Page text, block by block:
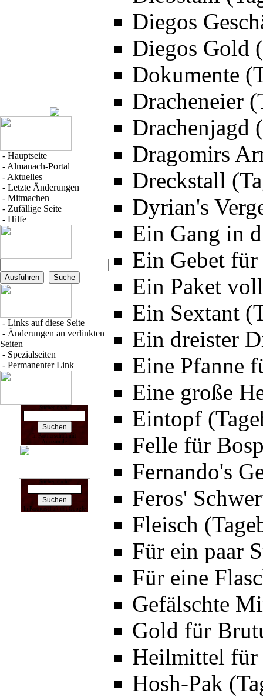
- Hauptseite
- Almanach-Portal
- Aktuelles
- Letzte Änderungen
- Mitmachen
- Zufällige Seite
- Hilfe
- Links auf diese Seite
- Änderungen an verlinkten
Seiten
- Spezialseiten
- Permanenter Link
Suchen nach:
In Partnerschaft mit
Amazon.de
Suchen nach:
In Partnerschaft mit Google
Diegos
Diegos Gold
Dokumente
Dracheneier
Drachenjagd
Dragomirs
Dreckstall
Dyrian's
Ein Gang in
Ein Gebet für
Ein Paket
Ein Sextant
Ein dreister
Eine Pfanne
Eine große
Eintopf
Felle für
Fernando's
Feros'
Fleisch
Für ein paar
Für eine
Gefälschte
Gold für
Heilmittel für
Hosh-Pak